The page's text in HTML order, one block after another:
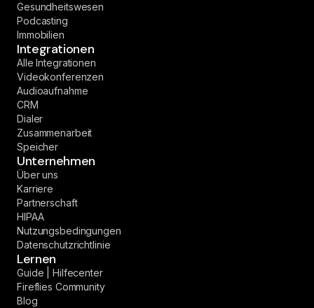
Gesundheitswesen
Podcasting
Immobilien
Integrationen
Alle Integrationen
Videokonferenzen
Audioaufnahme
CRM
Dialer
Zusammenarbeit
Speicher
Unternehmen
Über uns
Karriere
Partnerschaft
HIPAA
Nutzungsbedingungen
Datenschutzrichtlinie
Lernen
Guide | Hilfecenter
Fireflies Community
Blog